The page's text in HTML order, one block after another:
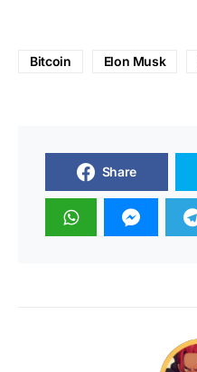
Bitcoin Elon Musk
Share